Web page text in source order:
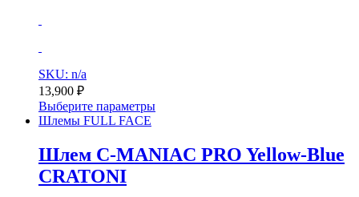
SKU: n/a
13,900 ₽
Выберите параметры
Шлемы FULL FACE
Шлем C-MANIAC PRO Yellow-Blue
CRATONI